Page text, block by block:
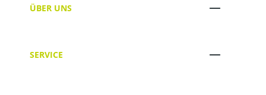
ÜBER UNS
SERVICE